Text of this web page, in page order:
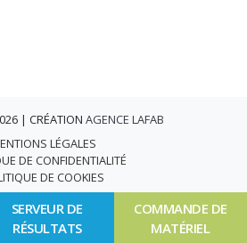
SERVEUR DE
RÉSULTATS
COMMANDE DE
MATÉRIEL
| CRÉATION AGENCE LAFAB
LÉGALES
DE CONFIDENTIALITÉ
DE COOKIES